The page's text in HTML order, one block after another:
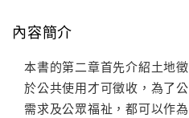
內容簡介
本書的第二章首先介紹土地
於公共使用才可徵收，為了
需求及公眾福祉，都可以作